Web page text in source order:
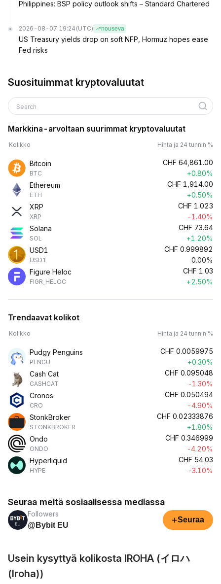
Philippines: BSP policy outlook shifts – Standard Chartered
2026-08-07 19:24 (UTC) nouseva
US Treasury yields drop on soft NFP, Hormuz hopes ease
Fed risks
Suosituimmat kryptovaluutat
Search
Markkina-arvoltaan suurimmat kryptovaluutat
Kolikko Hinta ja 24 tunnin %
Bitcoin
BTC
CHF 64,861.00
+0.80%
Ethereum
ETH
CHF 1,914.00
+0.50%
XRP
XRP
CHF 1.023
-1.40%
Solana
SOL
CHF 73.64
+1.20%
USD1
USD1
CHF 0.999892
0.00%
Figure Heloc
FIGR_HELOC
CHF 1.03
+2.50%
Trendaavat kolikot
Kolikko Hinta ja 24 tunnin %
Pudgy Penguins
PENGU
CHF 0.0059975
+0.30%
Cash Cat
CASHCAT
CHF 0.095048
-1.30%
Cronos
CRO
CHF 0.050494
-4.90%
StonkBroker
STONKBROKER
CHF 0.02333876
+1.80%
Ondo
ONDO
CHF 0.346999
-4.20%
Hyperliquid
HYPE
CHF 54.03
-3.10%
Seuraa meitä sosiaalisessa mediassa
Followers
@Bybit EU
+Seuraa
Usein kysyttyä kolikosta IROHA (イロハ
(Iroha))